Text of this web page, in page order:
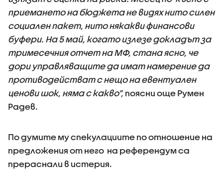
приемането на бюджета не видях нито силен
социален пакет, нито някакви финансови
буфери. На 5 май, когато излезе докладът за
тримесечния отчет на МФ, стана ясно, че
дори управляващите да имат намерение да
противодействат с нещо на евентуален
ценови шок, няма с какво”, поясни още Румен
Радев.
По думите му спекулациите по отношение на
предложения от него на референдум са
прераснали в истерия.